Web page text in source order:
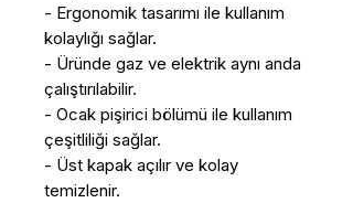
- Ergonomik tasarımı ile kullanım
kolaylığı sağlar.
- Üründe gaz ve elektrik aynı anda
çalıştırılabilir.
- Ocak pişirici bölümü ile kullanım
çeşitliliği sağlar.
- Üst kapak açılır ve kolay
temizlenir.